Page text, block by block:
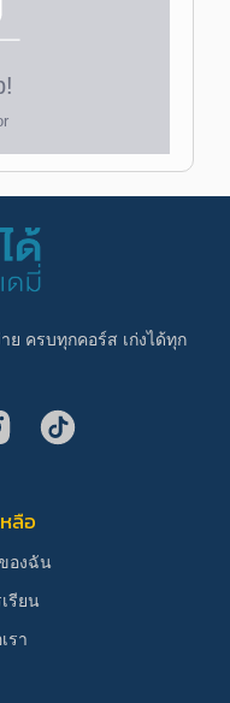
กสมบัติ
ษฏีบัณฑิต วิทย์ฯการ
ฬาฯ ป.โท วิทยาศาสตร
ลิตภัณฑ์ ม.เกษตรฯ
ฑิต (เกียรตินิยมอันดับ
ย ครบทุกคอร์ส เก่งได้ทุก
ลือ
องฉัน
รียน
รา